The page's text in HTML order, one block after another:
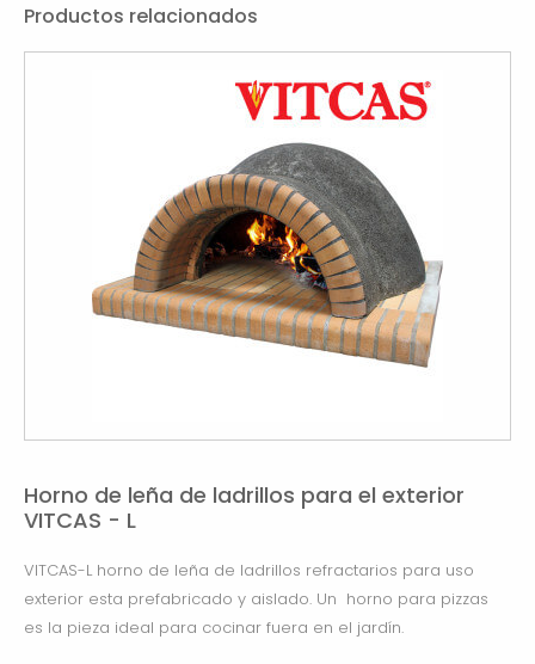
Productos relacionados
Horno de leña de ladrillos para el exterior
VITCAS - L
VITCAS-L horno de leña de ladrillos refractarios para uso
exterior esta prefabricado y aislado. Un horno para pizzas
es la pieza ideal para cocinar fuera en el jardín.